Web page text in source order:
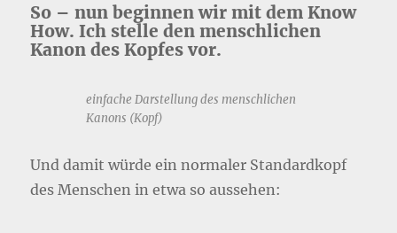
So – nun beginnen wir mit dem Know
How. Ich stelle den menschlichen
Kanon des Kopfes vor.
einfache Darstellung des menschlichen
Kanons (Kopf)
Und damit würde ein normaler Standardkopf
des Menschen in etwa so aussehen: